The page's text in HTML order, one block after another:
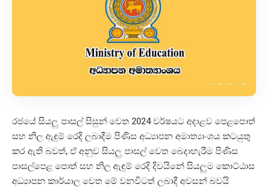
රජයේ සියලු‍ පාසල් සිසුන් වෙත 2024 වර්ෂය‍ට අදාළව පෙළපොත්
සහ නිල ඇඳුම් රෙදි ලබාදීම පිණිස අධ්‍යාපන අමාත්‍යාංශය කටයුතු
කර ඇති බවත්, ඒ අනුව සියලු‍ පාසල් වෙත බෙදාහැරීම පිණිස
පාසල්පෙළ පොත් සහ නිල ඇඳුම් රෙදි දිවයිනේ සියලු‍ම කොට්ඨාස
අධ්‍යාපන කාර්යාල ‍වෙත මේ වනවිටත් ලබාදී අවසන් බවයි